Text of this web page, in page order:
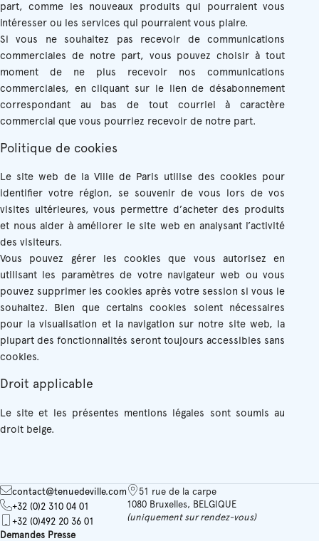
part, comme les nouveaux produits qui pourraient vous
intéresser ou les services qui pourraient vous plaire.
Si vous ne souhaitez pas recevoir de communications
commerciales de notre part, vous pouvez choisir à tout
moment de ne plus recevoir nos communications
commerciales, en cliquant sur le lien de désabonnement
correspondant au bas de tout courriel à caractère
commercial que vous pourriez recevoir de notre part.
Politique de cookies
Le site web de la Ville de Paris utilise des cookies pour
identifier votre région, se souvenir de vous lors de vos
visites ultérieures, vous permettre d’acheter des produits
et nous aider à améliorer le site web en analysant l’activité
des visiteurs.
Vous pouvez gérer les cookies que vous autorisez en
utilisant les paramètres de votre navigateur web ou vous
pouvez supprimer les cookies après votre session si vous le
souhaitez. Bien que certains cookies soient nécessaires
pour la visualisation et la navigation sur notre site web, la
plupart des fonctionnalités seront toujours accessibles sans
cookies.
Droit applicable
Le site et les présentes mentions légales sont soumis au
droit belge.
contact@tenuedeville.com
+32 (0)2 310 04 01
+32 (0)492 20 36 01
Demandes Presse
51 rue de la carpe
1080 Bruxelles, BELGIQUE
(uniquement sur rendez-vous)